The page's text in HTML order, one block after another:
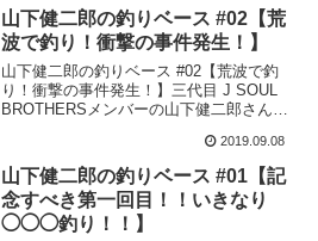
YouTubeチャンネルを開設！その名...
山下健二郎の釣りベース #02【荒
波で釣り！衝撃の事件発生！】
山下健二郎の釣りベース #02【荒波で釣
り！衝撃の事件発生！】三代目 J SOUL
BROTHERSメンバーの山下健二郎さんが
『山下健二郎の釣りベース』！！今回は
『荒波で釣り！衝撃の事件発生！』をお
届...
2019.09.08
山下健二郎の釣りベース #01【記
念すべき第一回目！！いきなり
◯◯◯釣り！！】